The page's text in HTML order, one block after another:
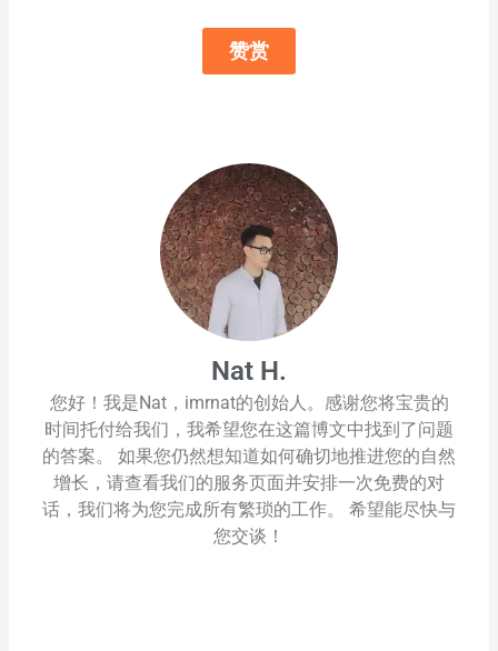
赞赏
Nat H.
您好！我是Nat，imrnat的创始人。感谢您将宝贵的
时间托付给我们，我希望您在这篇博文中找到了问题
的答案。 如果您仍然想知道如何确切地推进您的自然
增长，请查看我们的服务页面并安排一次免费的对
话，我们将为您完成所有繁琐的工作。 希望能尽快与
您交谈！